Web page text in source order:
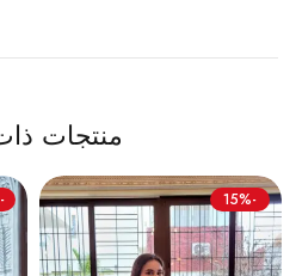
منتجات
-15%
-22%